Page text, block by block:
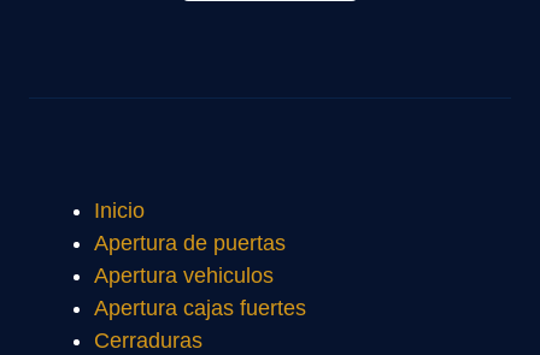
Inicio
Apertura de puertas
Apertura vehiculos
Apertura cajas fuertes
Cerraduras